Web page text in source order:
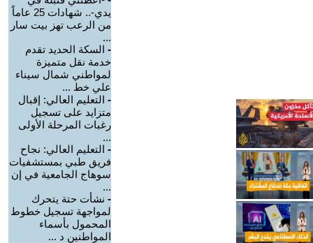
يدي-.. شهادات 25 عاماً
من الرعب تهز بيت سار
...
- السكة الحديد تقدم
خدمة نقل متميزة
لمواطني شمال سيناء
علي خط ...
- التعليم العالي: إقبال
متزايد على تسجيل
رغبات المرحلة الأولى
...
- التعليم العالي: نجاح
فريق طبي بمستشفيات
سوهاج الجامعية في إن
...
- نشأت حتة يتحرك
لمواجهة تسجيل خطوط
المحمول بأسماء
المواطنين د ...